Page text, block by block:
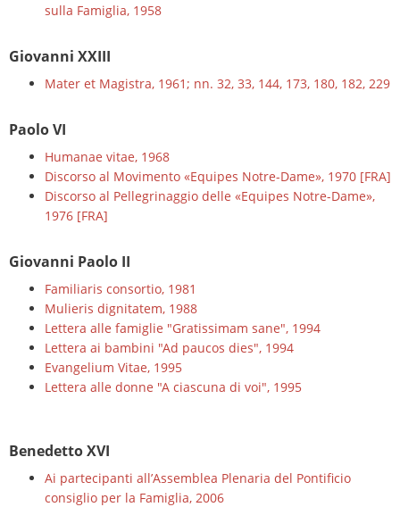
sulla Famiglia, 1958
Giovanni XXIII
Mater et Magistra, 1961; nn. 32, 33, 144, 173, 180, 182, 229
Paolo VI
Humanae vitae, 1968
Discorso al Movimento «Equipes Notre-Dame», 1970 [FRA]
Discorso al Pellegrinaggio delle «Equipes Notre-Dame»,
1976 [FRA]
Giovanni Paolo II
Familiaris consortio, 1981
Mulieris dignitatem, 1988
Lettera alle famiglie "Gratissimam sane", 1994
Lettera ai bambini "Ad paucos dies", 1994
Evangelium Vitae, 1995
Lettera alle donne "A ciascuna di voi", 1995
Benedetto XVI
Ai partecipanti all’Assemblea Plenaria del Pontificio
consiglio per la Famiglia, 2006